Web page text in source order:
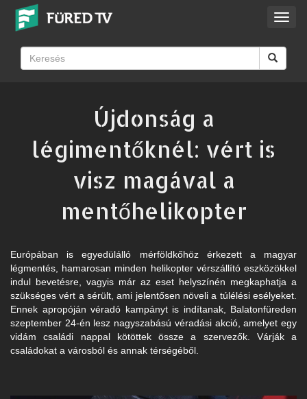
Újdonság a
légimentőknél: vért is
visz magával a
mentőhelikopter
Európában is egyedülálló mérföldkőhöz érkezett a magyar
légmentés, hamarosan minden helikopter vérszállító eszközökkel
indul bevetésre, vagyis már az eset helyszínén megkaphatja a
szükséges vért a sérült, ami jelentősen növeli a túlélési esélyeket.
Ennek apropóján véradó kampányt is indítanak, Balatonfüreden
szeptember 24-én lesz nagyszabású véradási akció, amelyet egy
vidám családi nappal kötöttek össze a szervezők. Várják a
családokat a városból és annak térségéből.